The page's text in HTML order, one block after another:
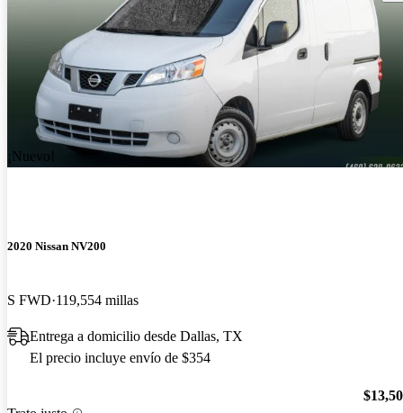
¡Nuevo!
2020 Nissan NV200
S FWD 119,554 millas
Entrega a domicilio desde Dallas, TX
El precio incluye envío de $354